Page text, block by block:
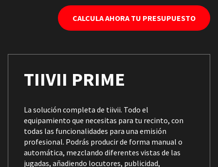
CALCULA AHORA TU PRESUPUESTO
TIIVII PRIME
La solución completa de tiivii. Todo el
equipamiento que necesitas para tu recinto, con
todas las funcionalidades para una emisión
profesional. Podrás producir de forma manual o
automática, mezclando diferentes vistas de las
jugadas, añadiendo locutores, publicidad,